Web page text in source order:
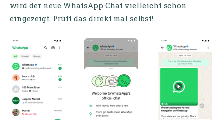
wird der neue WhatsApp Chat vielleicht schon
eingezeigt. Prüft das direkt mal selbst!